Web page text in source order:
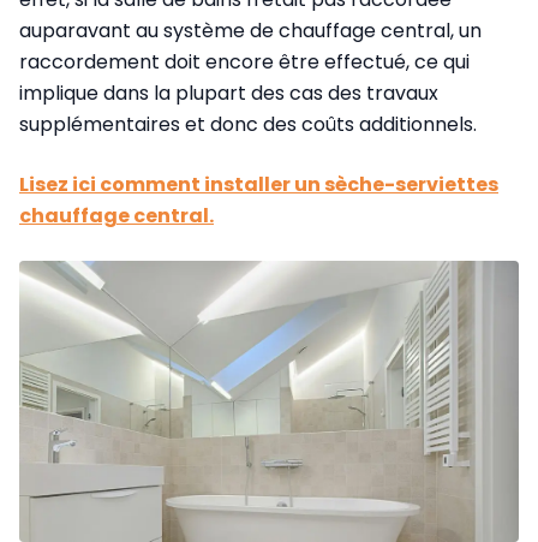
auparavant au système de chauffage central, un
raccordement doit encore être effectué, ce qui
implique dans la plupart des cas des travaux
supplémentaires et donc des coûts additionnels.
Lisez ici comment installer un sèche-serviettes
chauffage central.